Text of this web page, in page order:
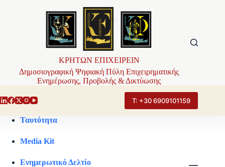
ΚΡΗΤΩΝ ΕΠΙΧΕΙΡΕΙΝ
Δημοσιογραφική Ψηφιακή Πύλη Επιχειρηματικής
Ενημέρωσης, Προβολής & Δικτύωσης
Τ: +30 6909101159
Ταυτότητα
Media Kit
Ενημερωτικό Δελτίο